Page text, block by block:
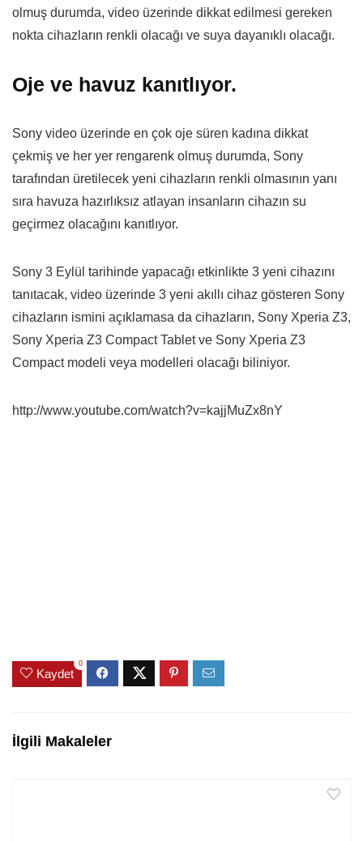
olmuş durumda, video üzerinde dikkat edilmesi gereken
nokta cihazların renkli olacağı ve suya dayanıklı olacağı.
Oje ve havuz kanıtlıyor.
Sony video üzerinde en çok oje süren kadına dikkat
çekmiş ve her yer rengarenk olmuş durumda, Sony
tarafından üretilecek yeni cihazların renkli olmasının yanı
sıra havuza hazırlıksız atlayan insanların cihazın su
geçirmez olacağını kanıtlıyor.
Sony 3 Eylül tarihinde yapacağı etkinlikte 3 yeni cihazını
tanıtacak, video üzerinde 3 yeni akıllı cihaz gösteren Sony
cihazların ismini açıklamasa da cihazların, Sony Xperia Z3,
Sony Xperia Z3 Compact Tablet ve Sony Xperia Z3
Compact modeli veya modelleri olacağı biliniyor.
http://www.youtube.com/watch?v=kajjMuZx8nY
Kaydet
0
İlgili Makaleler